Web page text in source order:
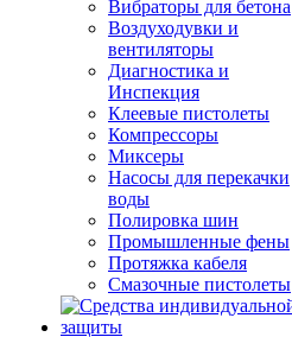
Вибраторы для бетона
Воздуходувки и
вентиляторы
Диагностика и
Инспекция
Клеевые пистолеты
Компрессоры
Миксеры
Насосы для перекачки
воды
Полировка шин
Промышленные фены
Протяжка кабеля
Смазочные пистолеты